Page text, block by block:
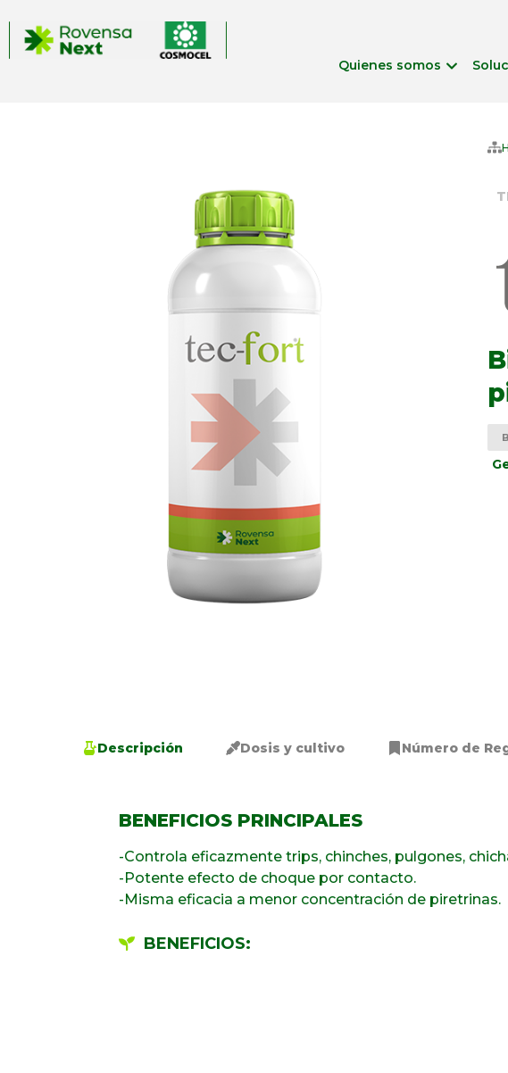
Quienes somos
Descripción Dosis y cultivo Número de
BENEFICIOS PRINCIPALES
-Controla eficazmente trips, chinches, pulgones,
-Potente efecto de choque por contacto.
-Misma eficacia a menor concentración de piretrinas.
BENEFICIOS: